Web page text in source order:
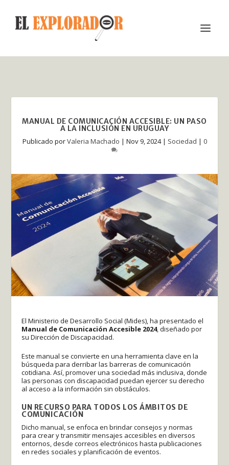
MANUAL DE COMUNICACIÓN ACCESIBLE: UN PASO
A LA INCLUSIÓN EN URUGUAY
Publicado porValeria Machado | Nov 9, 2024| Sociedad | 0
El Ministerio de Desarrollo Social (Mides), ha presentado el
Manual de Comunicación Accesible 2024, diseñado por
su Dirección de Discapacidad.
Este manual se convierte en una herramienta clave en la
búsqueda para derribar las barreras de comunicación
cotidiana. Así, promover una sociedad más inclusiva, donde
las personas con discapacidad puedan ejercer su derecho
al acceso a la información sin obstáculos.
UN RECURSO PARA TODOS LOS ÁMBITOS DE
COMUNICACIÓN
Dicho manual, se enfoca en brindar consejos y normas
para crear y transmitir mensajes accesibles en diversos
entornos, desde correos electrónicos hasta publicaciones
en redes sociales y planificación de eventos.